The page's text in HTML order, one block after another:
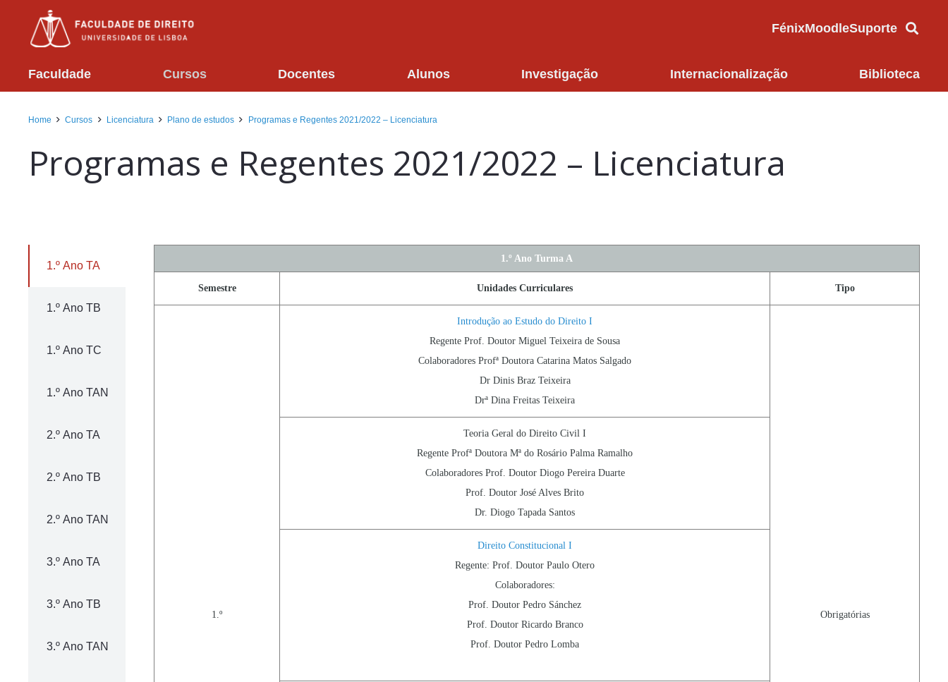
FénixMoodleSuporte
Faculdade Cursos Docentes Alunos Investigação Internacionalização Biblioteca
Home Cursos Licenciatura Plano de estudos Programas e Regentes 2021/2022 – Licenciatura
Programas e Regentes 2021/2022 – Licenciatura
1.º Ano TA
1.º Ano TB
1.º Ano TC
1.º Ano TAN
2.º Ano TA
2.º Ano TB
2.º Ano TAN
3.º Ano TA
3.º Ano TB
3.º Ano TAN
1.º Ano Turma A
Semestre Unidades Curriculares Tipo
1.º
Introdução ao Estudo do Direito I
Regente Prof. Doutor Miguel Teixeira de Sousa
Colaboradores Profª Doutora Catarina Matos Salgado
Dr Dinis Braz Teixeira
Drª Dina Freitas Teixeira
Obrigatórias
Teoria Geral do Direito Civil I
Regente Profª Doutora Mª do Rosário Palma Ramalho
Colaboradores Prof. Doutor Diogo Pereira Duarte
Prof. Doutor José Alves Brito
Dr. Diogo Tapada Santos
Direito Constitucional I
Regente: Prof. Doutor Paulo Otero
Colaboradores:
Prof. Doutor Pedro Sánchez
Prof. Doutor Ricardo Branco
Prof. Doutor Pedro Lomba